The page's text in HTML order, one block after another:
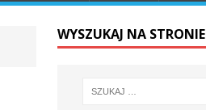
WYSZUKAJ NA STRONIE